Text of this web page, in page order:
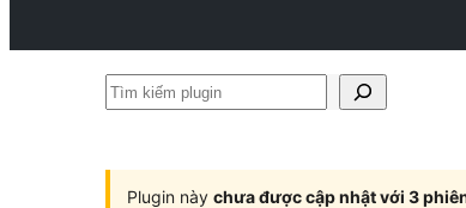
Tìm
Plugin này chưa được cập nhật với 3